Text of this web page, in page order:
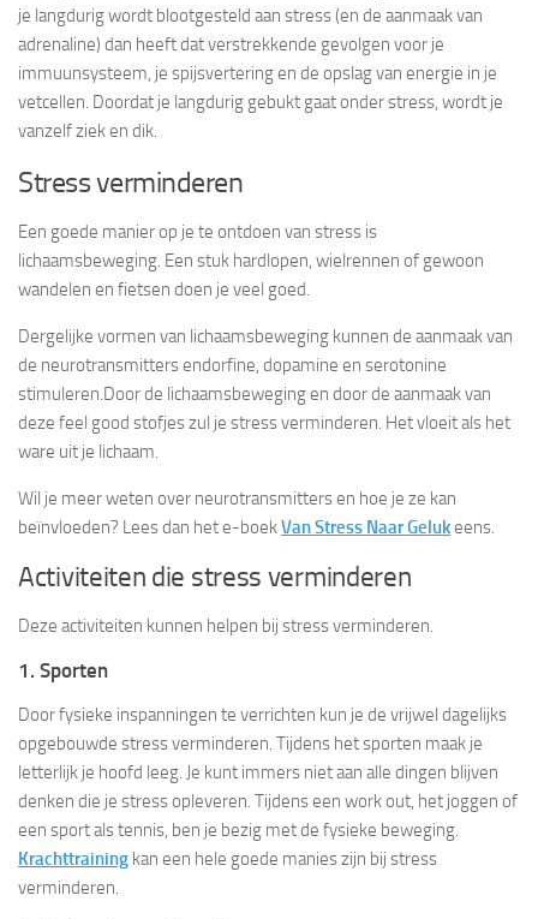
je langdurig wordt blootgesteld aan stress (en de aanmaak van
adrenaline) dan heeft dat verstrekkende gevolgen voor je
immuunsysteem, je spijsvertering en de opslag van energie in je
vetcellen. Doordat je langdurig gebukt gaat onder stress, wordt je
vanzelf ziek en dik.
Stress verminderen
Een goede manier op je te ontdoen van stress is
lichaamsbeweging. Een stuk hardlopen, wielrennen of gewoon
wandelen en fietsen doen je veel goed.
Dergelijke vormen van lichaamsbeweging kunnen de aanmaak van
de neurotransmitters endorfine, dopamine en serotonine
stimuleren.Door de lichaamsbeweging en door de aanmaak van
deze feel good stofjes zul je stress verminderen. Het vloeit als het
ware uit je lichaam.
Wil je meer weten over neurotransmitters en hoe je ze kan
beïnvloeden? Lees dan het e-boekVan Stress Naar Gelukeens.
Activiteiten die stress verminderen
Deze activiteiten kunnen helpen bij stress verminderen.
1. Sporten
Door fysieke inspanningen te verrichten kun je de vrijwel dagelijks
opgebouwde stress verminderen. Tijdens het sporten maak je
letterlijk je hoofd leeg. Je kunt immers niet aan alle dingen blijven
denken die je stress opleveren. Tijdens een work out, het joggen of
een sport als tennis, ben je bezig met de fysieke beweging.
Krachttraining kan een hele goede manies zijn bij stress
verminderen.